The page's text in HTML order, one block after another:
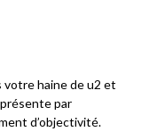
haine de u2 et
par
d’objectivité.